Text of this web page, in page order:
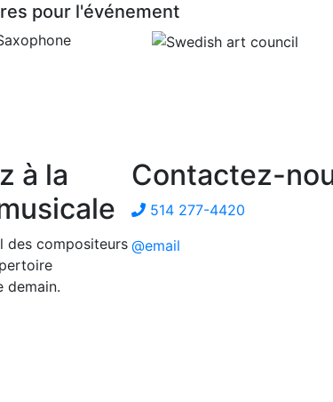
pour l'événement
à la
des compositeurs
demain.
Contactez-
514 277-4420
@email